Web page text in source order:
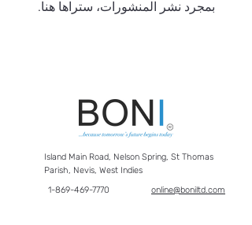
بمجرد نشر المنشورات، ستراها هنا.
Island Main Road, Nelson Spring, St Thomas
Parish, Nevis, West Indies
1-869-469-7770
online@boniltd.com